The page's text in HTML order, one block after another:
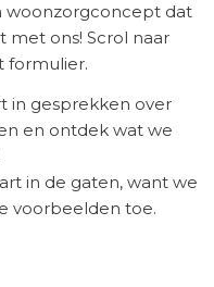
woonzorgconcept dat
met ons! Scrol naar
formulier.
in gesprekken over
en ontdek wat we
in de gaten, want we
voorbeelden toe.